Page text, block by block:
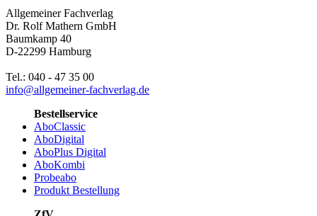
Allgemeiner Fachverlag
Dr. Rolf Mathern GmbH
Baumkamp 40
D-22299 Hamburg
Tel.: 040 - 47 35 00
info@allgemeiner-fachverlag.de
Bestellservice
AboClassic
AboDigital
AboPlus Digital
AboKombi
Probeabo
Produkt Bestellung